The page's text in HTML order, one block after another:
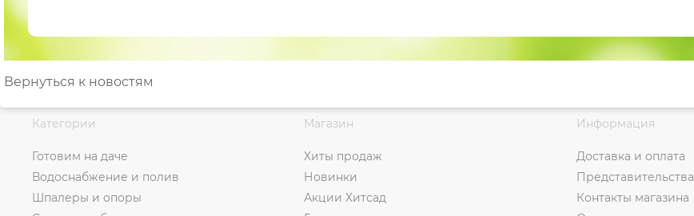
Вернуться к новостям
Категории
Готовим на даче
Водоснабжение и полив
Шпалеры и опоры
Магазин
Хиты продаж
Новинки
Акции Хитсад
Информация
Доставка и оплата
Представительства
Контакты магазина